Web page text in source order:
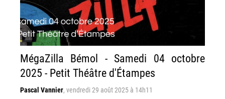
MégaZilla Bémol - Samedi 04 octobre
2025 - Petit Théâtre d'Étampes
Pascal Vannier, vendredi 29 août 2025 à 14h11